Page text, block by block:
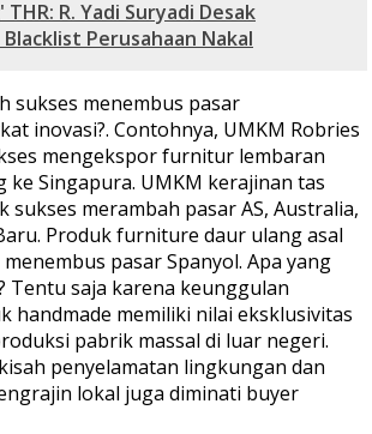
R. Yadi Suryadi Desak
Perusahaan Nakal
sukses menembus pasar
inovasi?. Contohnya, UMKM Robries
mengekspor furnitur lembaran
ke Singapura. UMKM kerajinan tas
sukses merambah pasar AS, Australia,
Produk furniture daur ulang asal
pasar Spanyol. Apa yang
Tentu saja karena keunggulan
handmade memiliki nilai eksklusivitas
pabrik massal di luar negeri.
penyelamatan lingkungan dan
lokal juga diminati buyer